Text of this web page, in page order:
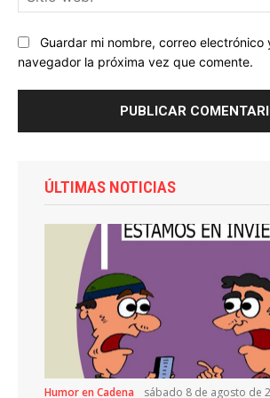
Guardar mi nombre, correo electrónico
navegador la próxima vez que comente.
ÚLTIMAS NOTICIAS
Humor en Cadena sábado 8 de agosto de